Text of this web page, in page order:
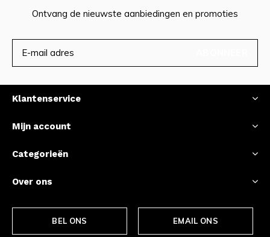
Ontvang de nieuwste aanbiedingen en promoties
Klantenservice
Mijn account
Categorieën
Over ons
BEL ONS EMAIL ONS